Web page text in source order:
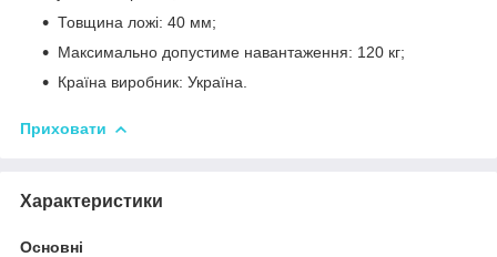
Товщина ложі: 40 мм;
Максимально допустиме навантаження: 120 кг;
Країна виробник: Україна.
Приховати
Характеристики
Основні